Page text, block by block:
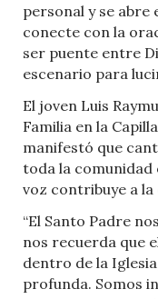
personal y se abre
conecte con la
ser puente entre
escenario para
El joven Luis
Familia en la
manifestó que
toda la comunidad
voz contribuye a la
“El Santo Padre
nos recuerda que
dentro de la
profunda. Somos